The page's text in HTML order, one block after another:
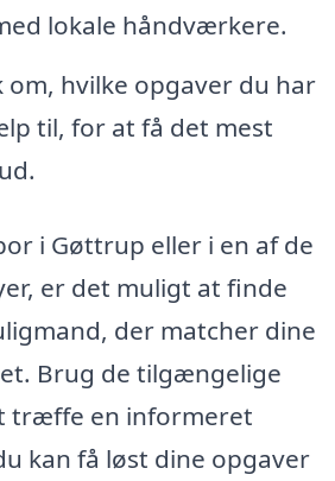
lokale håndværkere.
hvilke opgaver du har
til, for at få det mest
i Gøttrup eller i en af de
er det muligt at finde
der matcher dine
Brug de tilgængelige
træffe en informeret
kan få løst dine opgaver